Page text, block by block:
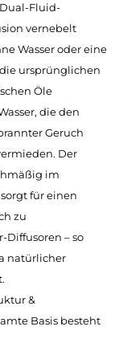
Dual-Fluid-
vernebelt
Wasser oder eine
ursprünglichen
Öle
die den
Geruch
Der
im
für einen
zu
Diffusoren – so
natürlicher
&
Basis besteht